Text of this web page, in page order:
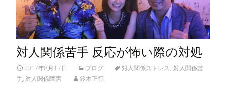
対人関係苦手 反応が怖い際の対処
2017年8月17日 ブログ 対人関係ストレス,対人関係苦
手,対人関係障害 鈴木正行